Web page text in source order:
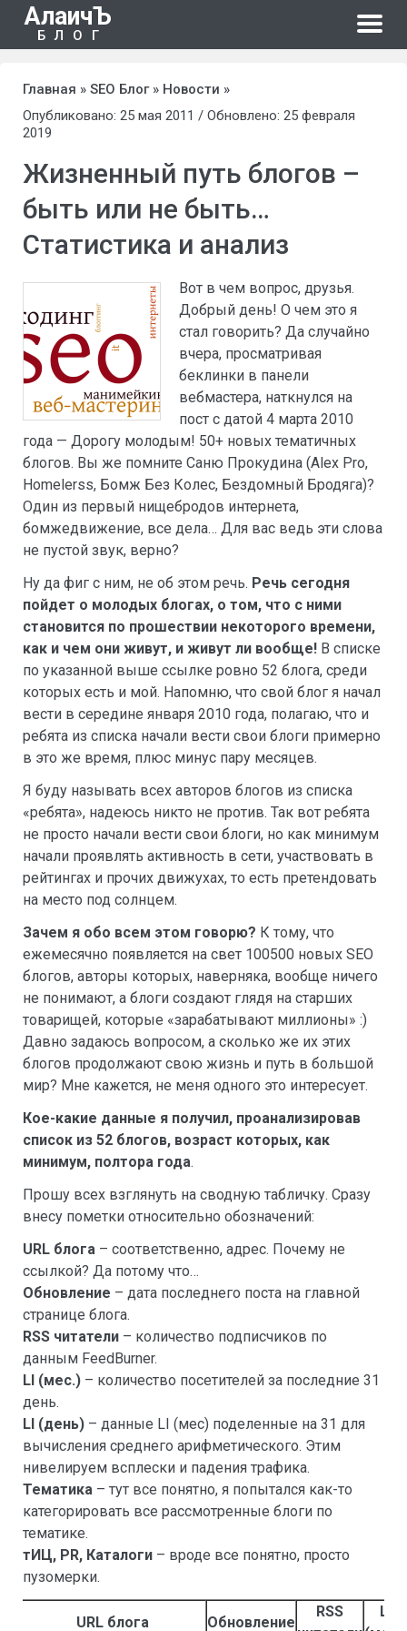
АлаичЪ
БЛОГ
Главная » SEO Блог» Новости »
Опубликовано: 25 мая 2011 / Обновлено: 25 февраля
2019
Жизненный путь блогов –
быть или не быть…
Статистика и анализ
Вот в чем вопрос, друзья.
Добрый день! О чем это я
стал говорить? Да случайно
вчера, просматривая
беклинки в панели
вебмастера, наткнулся на
пост с датой 4 марта 2010
года — Дорогу молодым! 50+ новых тематичных
блогов. Вы же помните Саню Прокудина (Alex Pro,
Homelerss, Бомж Без Колес, Бездомный Бродяга)?
Один из первый нищебродов интернета,
бомжедвижение, все дела… Для вас ведь эти слова
не пустой звук, верно?
Ну да фиг с ним, не об этом речь. Речь сегодня
пойдет о молодых блогах, о том, что с ними
становится по прошествии некоторого времени,
как и чем они живут, и живут ли вообще! В списке
по указанной выше ссылке ровно 52 блога, среди
которых есть и мой. Напомню, что свой блог я начал
вести в середине января 2010 года, полагаю, что и
ребята из списка начали вести свои блоги примерно
в это же время, плюс минус пару месяцев.
Я буду называть всех авторов блогов из списка
«ребята», надеюсь никто не против. Так вот ребята
не просто начали вести свои блоги, но как минимум
начали проявлять активность в сети, участвовать в
рейтингах и прочих движухах, то есть претендовать
на место под солнцем.
Зачем я обо всем этом говорю? К тому, что
ежемесячно появляется на свет 100500 новых SEO
блогов, авторы которых, наверняка, вообще ничего
не понимают, а блоги создают глядя на старших
товарищей, которые «зарабатывают миллионы» :)
Давно задаюсь вопросом, а сколько же их этих
блогов продолжают свою жизнь и путь в большой
мир? Мне кажется, не меня одного это интересует.
Кое-какие данные я получил, проанализировав
список из 52 блогов, возраст которых, как
минимум, полтора года.
Прошу всех взглянуть на сводную табличку. Сразу
внесу пометки относительно обозначений:
URL блога – соответственно, адрес. Почему не
ссылкой? Да потому что…
Обновление – дата последнего поста на главной
странице блога.
RSS читатели – количество подписчиков по
данным FeedBurner.
LI (мес.) – количество посетителей за последние 31
день.
LI (день) – данные LI (мес) поделенные на 31 для
вычисления среднего арифметического. Этим
нивелируем всплески и падения трафика.
Тематика – тут все понятно, я попытался как-то
категорировать все рассмотренные блоги по
тематике.
тИЦ, PR, Каталоги – вроде все понятно, просто
пузомерки.
URL блога Обновление
RSS
LI